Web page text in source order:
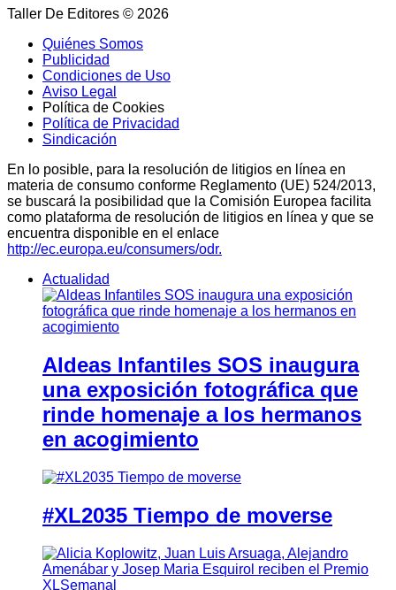
Taller De Editores © 2026
Quiénes Somos
Publicidad
Condiciones de Uso
Aviso Legal
Política de Cookies
Política de Privacidad
Sindicación
En lo posible, para la resolución de litigios en línea en
materia de consumo conforme Reglamento (UE) 524/2013,
se buscará la posibilidad que la Comisión Europea facilita
como plataforma de resolución de litigios en línea y que se
encuentra disponible en el enlace
http://ec.europa.eu/consumers/odr.
Actualidad
Aldeas Infantiles SOS inaugura
una exposición fotográfica que
rinde homenaje a los hermanos
en acogimiento
#XL2035 Tiempo de moverse